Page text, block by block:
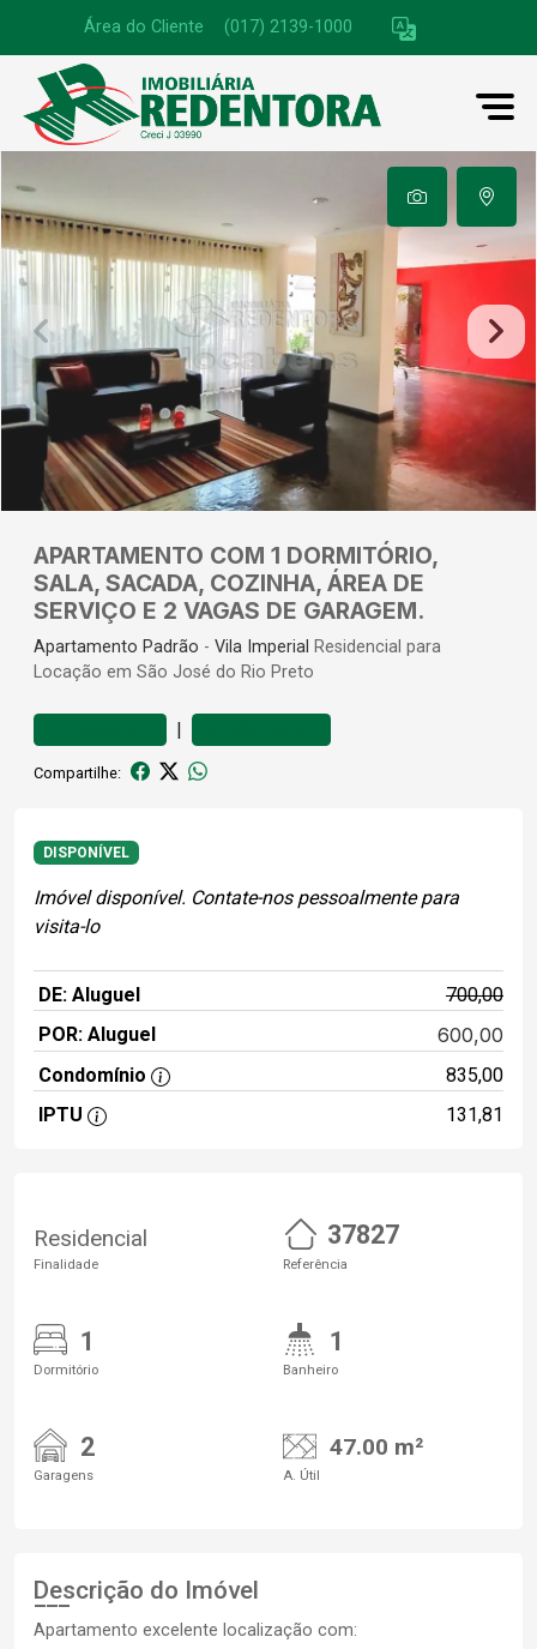
Área do Cliente (017) 2139-1000
APARTAMENTO COM 1 DORMITÓRIO,
SALA, SACADA, COZINHA, ÁREA DE
SERVIÇO E 2 VAGAS DE GARAGEM.
Apartamento Padrão - Vila Imperial Residencial para
Locação em São José do Rio Preto
|
Compartilhe:
DISPONÍVEL
Imóvel disponível. Contate-nos pessoalmente para
visita-lo
DE: Aluguel
700,00
POR: Aluguel
600,00
Condomínio
835,00
IPTU
131,81
Residencial
Finalidade
37827
Referência
1
Dormitório
1
Banheiro
2
Garagens
47.00 m²
A. Útil
Descrição do Imóvel
Apartamento excelente localização com: